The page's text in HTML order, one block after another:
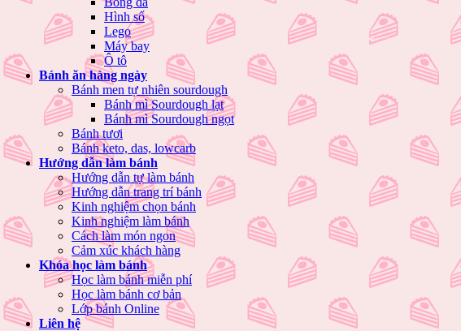
Hình số
Lego
Máy bay
Ô tô
Bánh ăn hàng ngày
Bánh men tự nhiên sourdough
Bánh mì Sourdough lạt
Bánh mì Sourdough ngọt
Bánh tươi
Bánh keto, das, lowcarb
Hướng dẫn làm bánh
Hướng dẫn tự làm bánh
Hướng dẫn trang trí bánh
Kinh nghiệm chọn bánh
Kinh nghiệm làm bánh
Cách làm món ngon
Cảm xúc khách hàng
Khóa học làm bánh
Học làm bánh miễn phí
Học làm bánh cơ bản
Lớp bánh Online
Liên hệ